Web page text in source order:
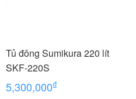
Tủ đông Sumikura 220 lít
SKF-220S
5,300,000₫